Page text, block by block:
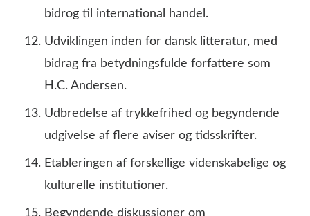
bidrog til international handel.
Udviklingen inden for dansk litteratur, med
bidrag fra betydningsfulde forfattere som
H.C. Andersen.
Udbredelse af trykkefrihed og begyndende
udgivelse af flere aviser og tidsskrifter.
Etableringen af forskellige videnskabelige og
kulturelle institutioner.
Begyndende diskussioner om